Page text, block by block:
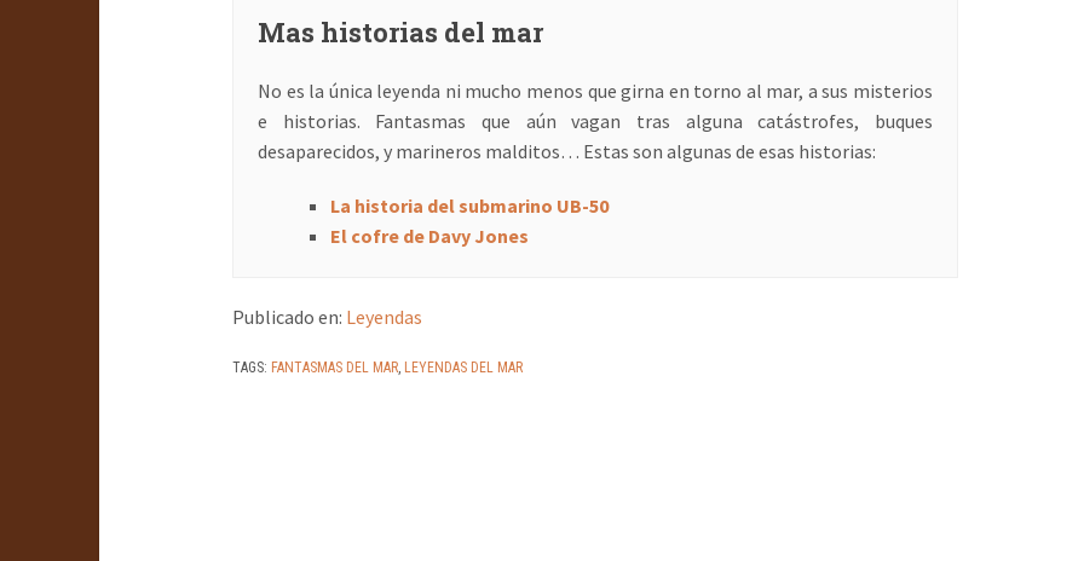
Mas historias del mar
No es la única leyenda ni mucho menos que girna en torno al mar, a sus misterios
e historias. Fantasmas que aún vagan tras alguna catástrofes, buques
desaparecidos, y marineros malditos… Estas son algunas de esas historias:
La historia del submarino UB-50
El cofre de Davy Jones
Publicado en: Leyendas
TAGS: FANTASMAS DEL MAR LEYENDAS DEL MAR